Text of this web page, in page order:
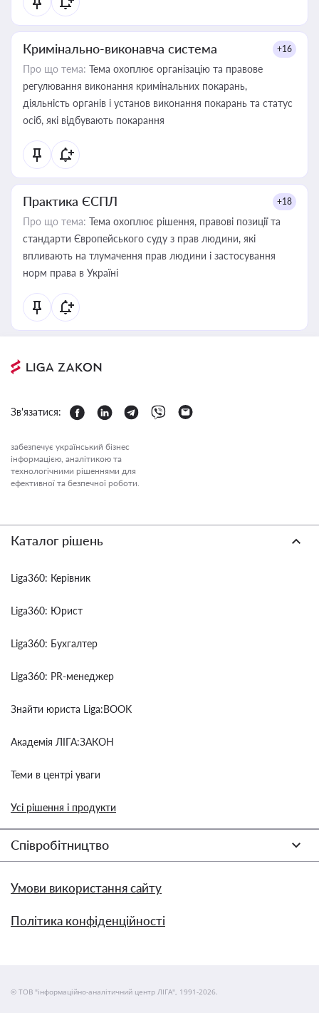
Кримінально-виконавча система +16
Про що тема: Тема охоплює організацію та правове
регулювання виконання кримінальних покарань,
діяльність органів і установ виконання покарань та статус
осіб, які відбувають покарання
Практика ЄСПЛ +18
Про що тема: Тема охоплює рішення, правові позиції та
стандарти Європейського суду з прав людини, які
впливають на тлумачення прав людини і застосування
норм права в Україні
Зв'язатися:
забезпечує український бізнес
інформацією, аналітикою та
технологічними рішеннями для
ефективної та безпечної роботи.
Каталог рішень
Liga360: Керівник
Liga360: Юрист
Liga360: Бухгалтер
Liga360: PR-менеджер
Знайти юриста Liga:BOOK
Академія ЛІГА:ЗАКОН
Теми в центрі уваги
Усі рішення і продукти
Співробітництво
Умови використання сайту
Політика конфіденційності
© ТОВ "інформаційно-аналітичний центр ЛІГА", 1991-2026.